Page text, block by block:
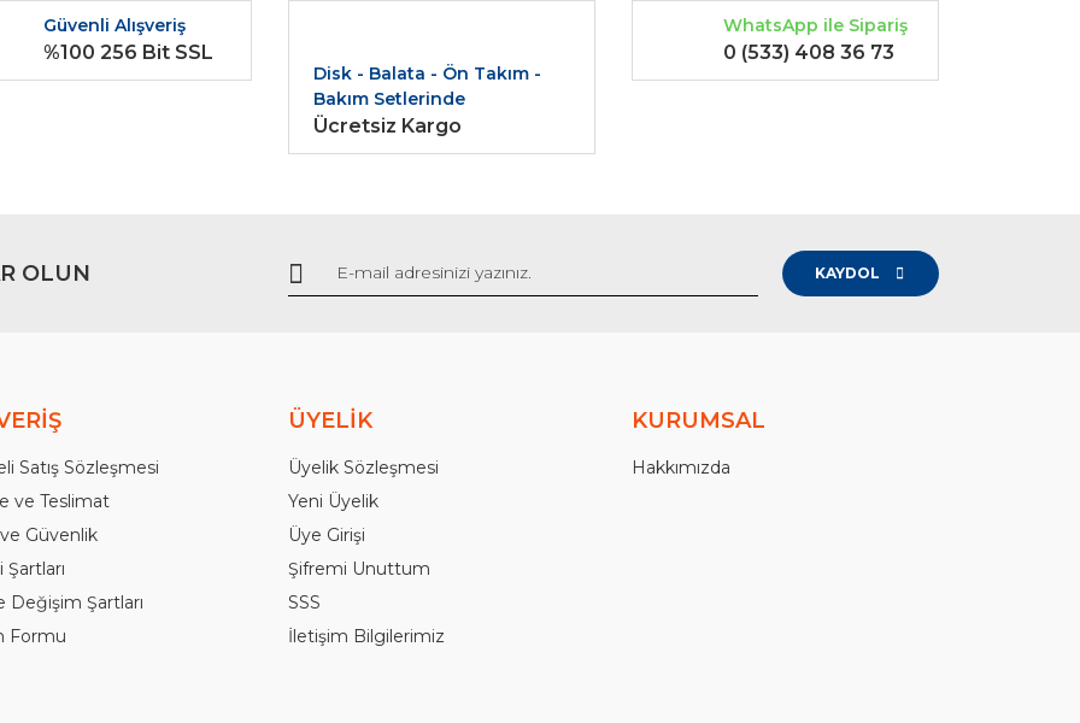
Gönder
Güvenli Alışveriş
%100 256 Bit SSL
Disk - Balata - Ön Takım -
Bakım Setlerinde
Ücretsiz Kargo
WhatsApp ile Sipariş
0 (533) 408 36 73
OLUN KAYDOL
Satış Sözleşmesi
ve Teslimat
Güvenlik
Şartları
Değişim Şartları
Formu
ÜYELİK
Üyelik Sözleşmesi
Yeni Üyelik
Üye Girişi
Şifremi Unuttum
SSS
İletişim Bilgilerimiz
KURUMSAL
Hakkımızda